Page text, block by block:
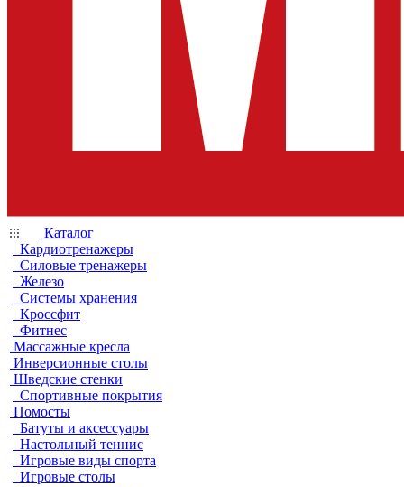
Каталог
Кардиотренажеры
Силовые тренажеры
Железо
Системы хранения
Кроссфит
Фитнес
Массажные кресла
Инверсионные столы
Шведские стенки
Спортивные покрытия
Помосты
Батуты и аксессуары
Настольный теннис
Игровые виды спорта
Игровые столы